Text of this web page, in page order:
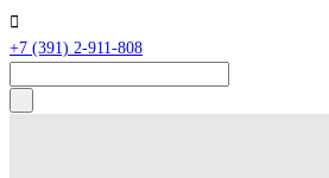
+7 (391) 2-911-808